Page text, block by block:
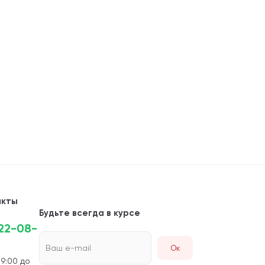
08-
до
Будьте всегда в курсе
Ваш e-mail